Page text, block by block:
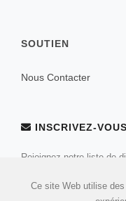
SOUTIEN
Nous Contacter
INSCRIVEZ-
Rejoignez notre liste de
Ce site Web utilise